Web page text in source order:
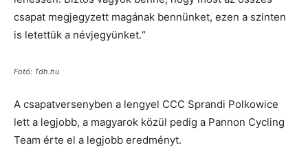
csapat megjegyzett magának bennünket, ezen a szinten
is letettük a névjegyünket.“
Fotó: Tdh.hu
A csapatversenyben a lengyel CCC Sprandi Polkowice
lett a legjobb, a magyarok közül pedig a Pannon Cycling
Team érte el a legjobb eredményt.